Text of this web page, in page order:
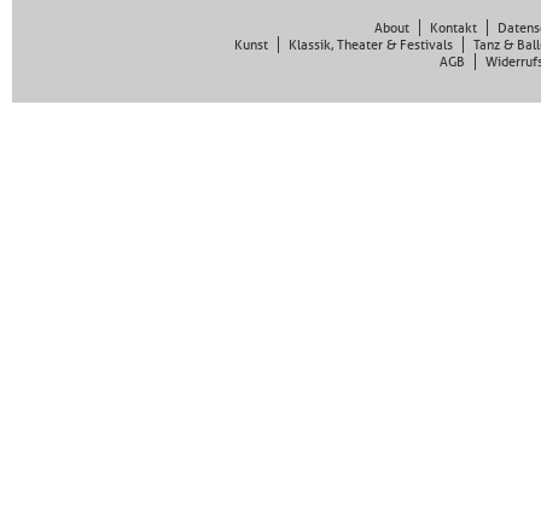
About Kontakt
Kunst
Klassik, Theater & Festivals
Tanz &
AGB